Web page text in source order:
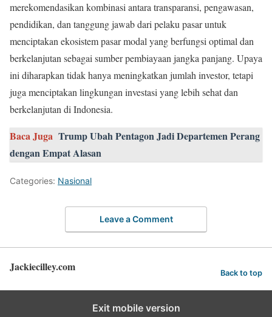
merekomendasikan kombinasi antara transparansi, pengawasan,
pendidikan, dan tanggung jawab dari pelaku pasar untuk
menciptakan ekosistem pasar modal yang berfungsi optimal dan
berkelanjutan sebagai sumber pembiayaan jangka panjang. Upaya
ini diharapkan tidak hanya meningkatkan jumlah investor, tetapi
juga menciptakan lingkungan investasi yang lebih sehat dan
berkelanjutan di Indonesia.
Baca Juga Trump Ubah Pentagon Jadi Departemen Perang
dengan Empat Alasan
Categories: Nasional
Leave a Comment
Jackiecilley.com Back to top
Exit mobile version